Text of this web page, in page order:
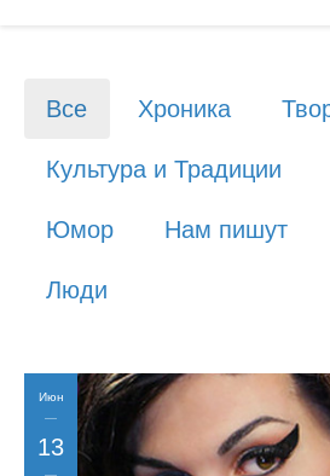
Культура и
Хроника
Люди
Все Хроника
Культура и Традиции
Юмор Нам пишут
Люди
Июн
13